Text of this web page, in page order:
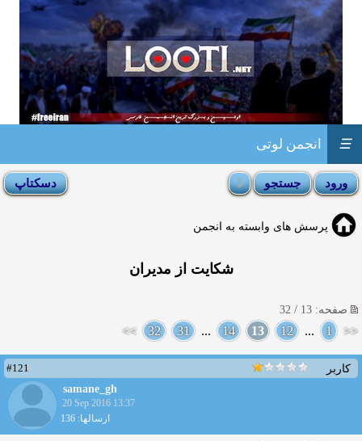
انجمن لوتی ☰
پرسش های وابسته به انجمن
شکایت از مدیران
صفحه: 13 / 32
<<
1
...
12
13
14
...
31
32
>>
کاربر
#121
samane_gh
20 Sep 2016 13:37
ارسالها: 136